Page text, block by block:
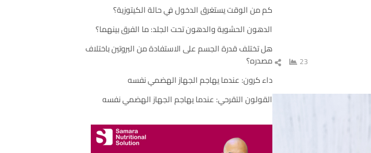
23
شارك
المقال
كم من الوقت يستغرق الدخول في حالة الكيتوزية؟
الدهون الحشوية والدهون تحت الجلد: ما الفرق بينهما؟
هل تختلف قدرة الجسم على الاستفادة من البروتين باختلاف
مصدره؟
داء كرون: عندما يهاجم الجهاز الهضمي نفسه
القولون التقرحي: عندما يهاجم الجهاز الهضمي نفسه